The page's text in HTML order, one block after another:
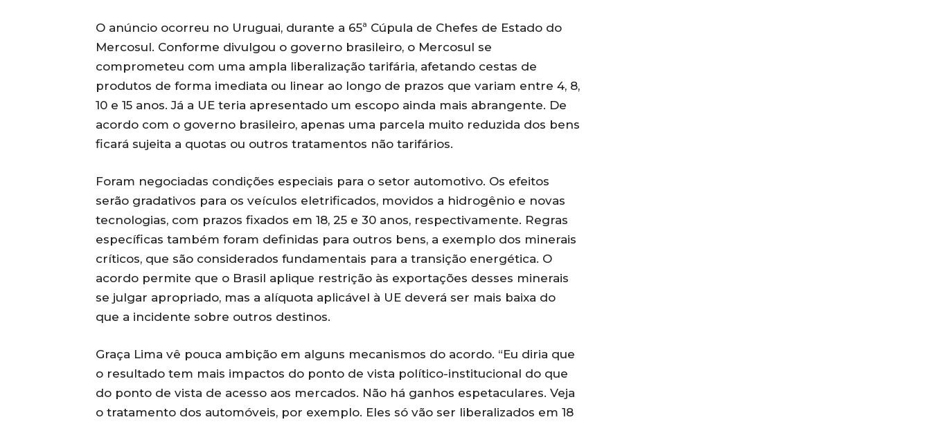
O anúncio ocorreu no Uruguai, durante a 65ª Cúpula de Chefes de Estado do
Mercosul. Conforme divulgou o governo brasileiro, o Mercosul se
comprometeu com uma ampla liberalização tarifária, afetando cestas de
produtos de forma imediata ou linear ao longo de prazos que variam entre 4, 8,
10 e 15 anos. Já a UE teria apresentado um escopo ainda mais abrangente. De
acordo com o governo brasileiro, apenas uma parcela muito reduzida dos bens
ficará sujeita a quotas ou outros tratamentos não tarifários.
Foram negociadas condições especiais para o setor automotivo. Os efeitos
serão gradativos para os veículos eletrificados, movidos a hidrogênio e novas
tecnologias, com prazos fixados em 18, 25 e 30 anos, respectivamente. Regras
específicas também foram definidas para outros bens, a exemplo dos minerais
críticos, que são considerados fundamentais para a transição energética. O
acordo permite que o Brasil aplique restrição às exportações desses minerais
se julgar apropriado, mas a alíquota aplicável à UE deverá ser mais baixa do
que a incidente sobre outros destinos.
Graça Lima vê pouca ambição em alguns mecanismos do acordo. “Eu diria que
o resultado tem mais impactos do ponto de vista político-institucional do que
do ponto de vista de acesso aos mercados. Não há ganhos espetaculares. Veja
o tratamento dos automóveis, por exemplo. Eles só vão ser liberalizados em 18